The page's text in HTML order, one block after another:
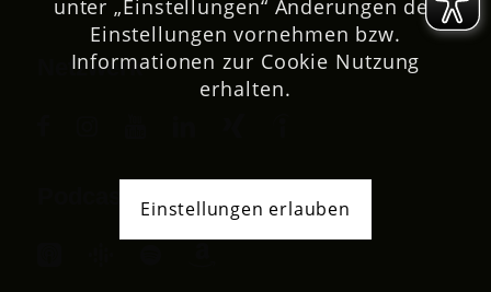
Netzwerk
unter „Einstellungen“ Änderungen der
Einstellungen vornehmen bzw.
Informationen zur Cookie Nutzung
erhalten.
Einstellungen erlauben